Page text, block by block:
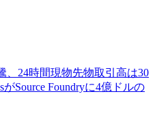
、24時間現物先物取引高は30
がSource Foundryに4億ドルの